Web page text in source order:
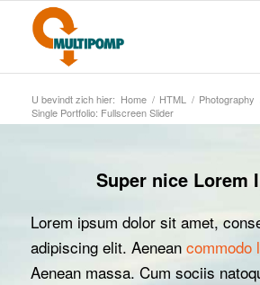
U bevindt zich hier: Home / HTML / Photography
Single Portfolio: Fullscreen Slider
Super nice Lorem
Lorem ipsum dolor sit amet,
adipiscing elit. Aenean commodo
Aenean massa. Cum sociis